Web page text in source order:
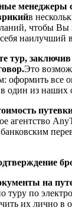
менеджеры
в
чтобы Вы
наилучший
тур,
Это
оформить все
один из наших
агентство
на
туру по
их лично в